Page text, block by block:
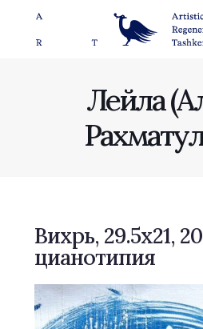
Лейла
Вихрь, 29.5x21,
цианотипия